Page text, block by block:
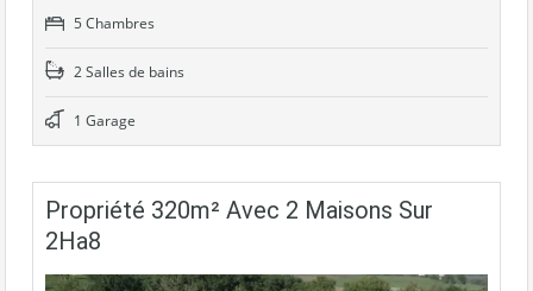
5 Chambres
2 Salles de bains
1 Garage
Propriété 320m² Avec 2 Maisons Sur
2Ha8